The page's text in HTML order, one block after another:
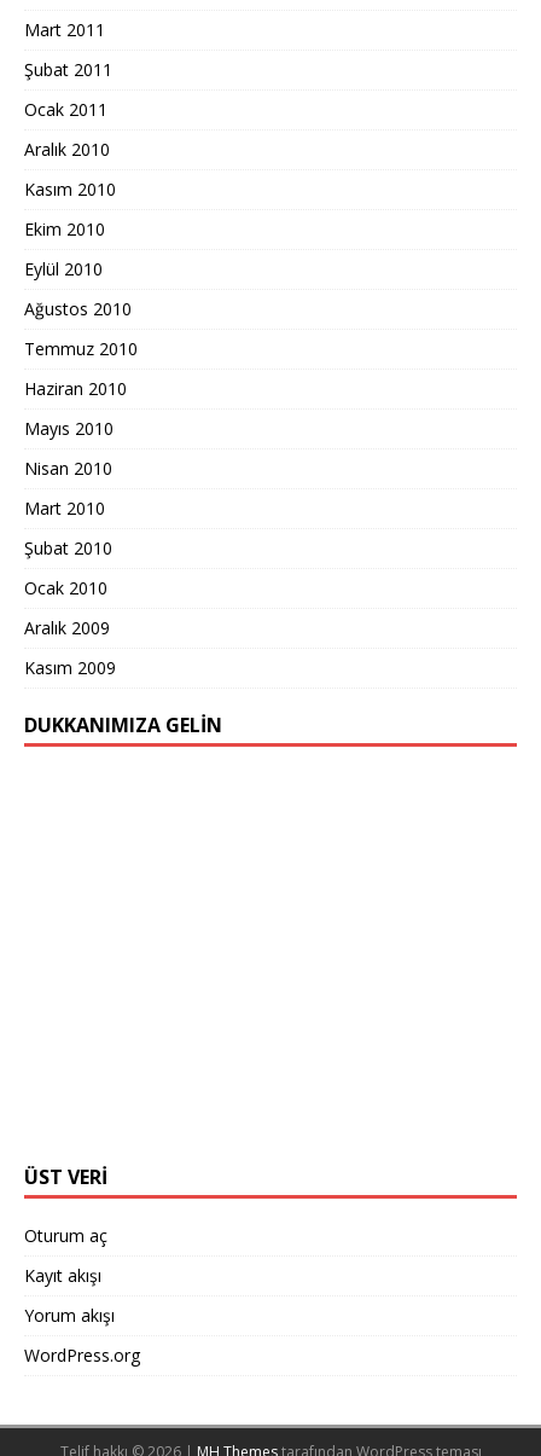
Mart 2011
Şubat 2011
Ocak 2011
Aralık 2010
Kasım 2010
Ekim 2010
Eylül 2010
Ağustos 2010
Temmuz 2010
Haziran 2010
Mayıs 2010
Nisan 2010
Mart 2010
Şubat 2010
Ocak 2010
Aralık 2009
Kasım 2009
DUKKANIMIZA GELIN
ÜST VERI
Oturum aç
Kayıt akışı
Yorum akışı
WordPress.org
Telif hakkı © 2026 | MH Themestarafından WordPress teması